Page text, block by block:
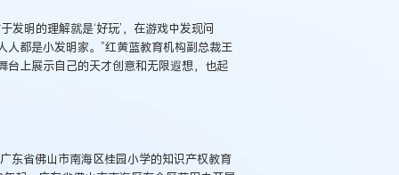
明的理解就是‘好玩’，在游戏中发现问
都是小发明家。”红黄蓝教育机构副总裁王
台上展示自己的天才创意和无限遐想，也起
省佛山市南海区桂园小学的知识产权教育